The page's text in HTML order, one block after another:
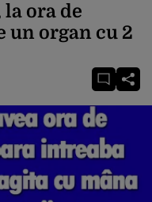
la ora de
un organ cu 2